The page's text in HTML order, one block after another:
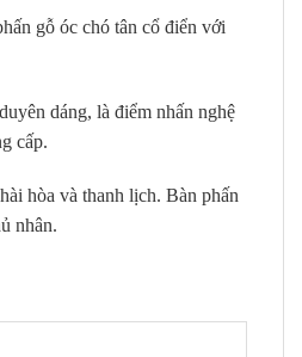
gỗ óc chó tân cổ điển với
dáng, là điểm nhấn nghệ
cấp.
hòa và thanh lịch. Bàn phấn
nhân.